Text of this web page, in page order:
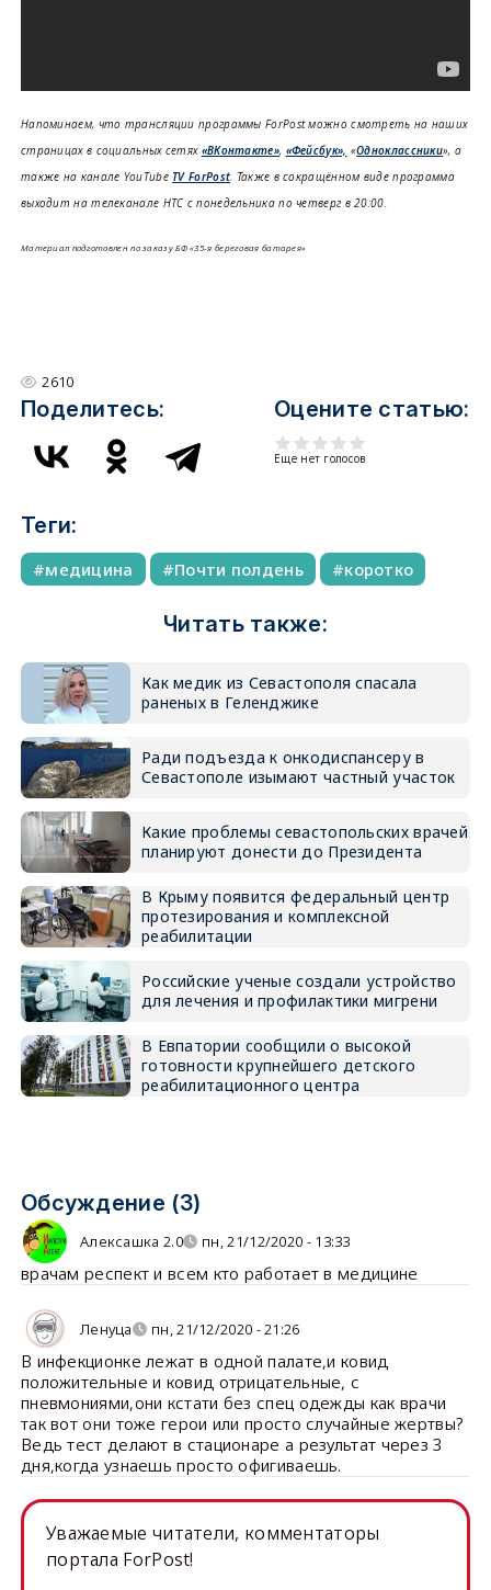
Напоминаем, что трансляции программы ForPost можно смотреть на наших
страницах в социальных сетях «ВКонтакте», «Фейсбук», «Одноклассники», а
также на канале YouTube TV ForPost. Также в сокращённом виде программа
выходит на телеканале НТС с понедельника по четверг в 20:00.
Материал подготовлен по заказу БФ «35-я береговая батарея»
2610
Поделитесь: Оцените статью:
Еще нет голосов
Теги:
медицина Почти полдень коротко
Читать также:
Как медик из Севастополя спасала
раненых в Геленджике
Ради подъезда к онкодиспансеру в
Севастополе изымают частный участок
Какие проблемы севастопольских врачей
планируют донести до Президента
В Крыму появится федеральный центр
протезирования и комплексной
реабилитации
Российские ученые создали устройство
для лечения и профилактики мигрени
В Евпатории сообщили о высокой
готовности крупнейшего детского
реабилитационного центра
Обсуждение (3)
Алексашка 2.0 пн, 21/12/2020 - 13:33
врачам респект и всем кто работает в медицине
Ленуца пн, 21/12/2020 - 21:26
В инфекционке лежат в одной палате,и ковид
положительные и ковид отрицательные, с
пневмониями,они кстати без спец одежды как врачи
так вот они тоже герои или просто случайные жертвы?
Ведь тест делают в стационаре а результат через 3
дня,когда узнаешь просто офигиваешь.
Уважаемые читатели, комментаторы
портала ForPost!